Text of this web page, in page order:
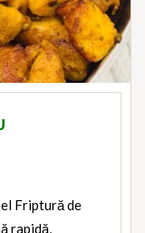
Friptură de
rapidă,